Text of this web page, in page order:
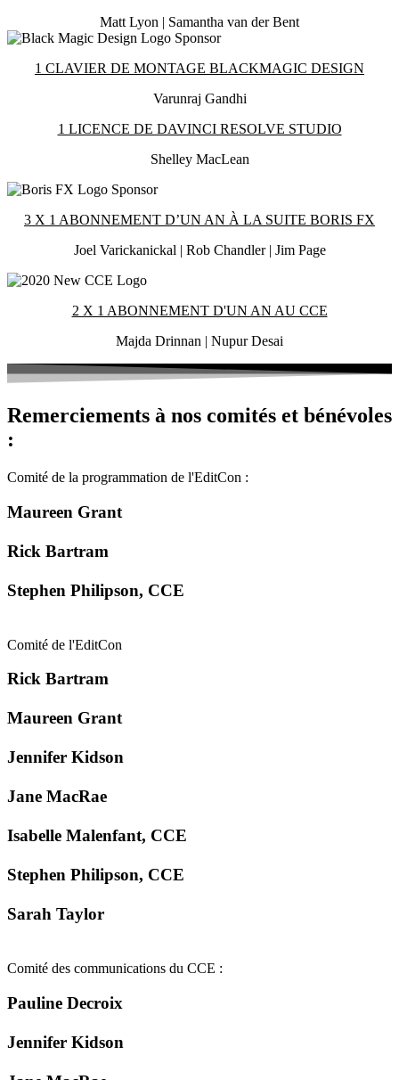
Matt Lyon | Samantha van der Bent
1 CLAVIER DE MONTAGE BLACKMAGIC DESIGN
Varunraj Gandhi
1 LICENCE DE DAVINCI RESOLVE STUDIO
Shelley MacLean
3 X 1 ABONNEMENT D’UN AN À LA SUITE BORIS FX
Joel Varickanickal | Rob Chandler | Jim Page
2 X 1 ABONNEMENT D'UN AN AU CCE
Majda Drinnan | Nupur Desai
Remerciements à nos comités et bénévoles
:
Comité de la programmation de l'EditCon :
Maureen Grant
Rick Bartram
Stephen Philipson, CCE
Comité de l'EditCon
Rick Bartram
Maureen Grant
Jennifer Kidson
Jane MacRae
Isabelle Malenfant, CCE
Stephen Philipson, CCE
Sarah Taylor
Comité des communications du CCE :
Pauline Decroix
Jennifer Kidson